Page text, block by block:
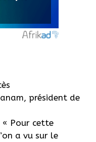
président de
« Pour cette
a vu sur le